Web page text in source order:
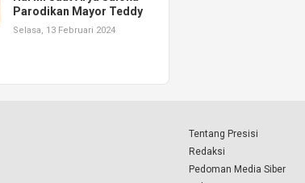
Parodikan Mayor Teddy
Selasa, 13 Februari 2024
Tentang Presisi
Redaksi
Pedoman Media Siber